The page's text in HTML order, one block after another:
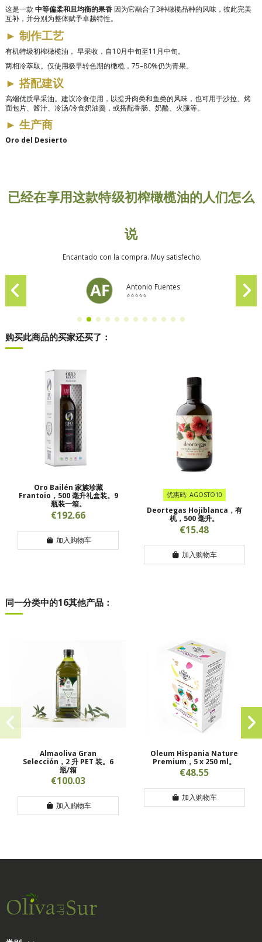
这是一款 中等偏柔和且均衡的果香 因为它融合了3种橄榄品种的风味，彼此完美
互补，并分别为整体赋予卓越特性。
► 制作工艺
有机特级初榨橄榄油， 早采收 ，自10月中旬至11月中旬。
两相冷萃取。仅使用极早转色期的橄榄，75–80%仍为青果。
► 搭配建议
高端优质早采油。建议冷食使用，以提升肉类和鱼类的风味，也可用于沙拉、烤
面包片、酱汁、冷汤/冷食奶油羹，或搭配香肠、奶酪、火腿等。
► 生产商
Oro del Desierto
已经在享用这款特级初榨橄榄油的人们怎么
说
Encantado con la compra. Muy satisfecho.
Antonio Fuentes
⭐⭐⭐⭐⭐
购买此商品的买家还买了：
Oro Bailén 家族珍藏
Frantoio，500 毫升礼盒装。9
瓶装一箱。
€192.66
加入购物车
优惠码: AGOSTO10
Deortegas Hojiblanca，有
机，500 毫升。
€15.48
加入购物车
同一分类中的16其他产品：
Almaoliva Gran
Selección，2 升 PET 装。6
瓶/箱
€100.03
加入购物车
Oleum Hispania Nature
Premium，5 x 250 ml。
€48.55
加入购物车